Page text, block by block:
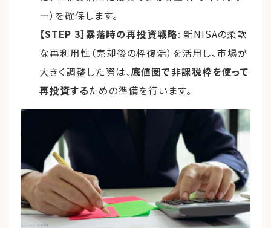
ー）を確保します。
【STEP 3】暴落時の再投資戦略: 新NISAの柔軟
な再利用性（売却後の枠復活）を活用し、市場が
大きく調整した際は、 底値圏で非課税枠を使って
再投資するための準備を行います。